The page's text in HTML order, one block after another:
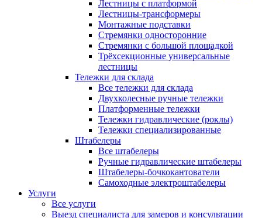
Лестницы с платформой
Лестницы-трансформеры
Монтажные подставки
Стремянки односторонние
Стремянки с большой площадкой
Трёхсекционные универсальные
лестницы
Тележки для склада
Все тележки для склада
Двухколесные ручные тележки
Платформенные тележки
Тележки гидравлические (роклы)
Тележки специализированные
Штабелеры
Все штабелеры
Ручные гидравлические штабелеры
Штабелеры-бочкокантователи
Самоходные электроштабелеры
Услуги
Все услуги
Выезд специалиста для замеров и консультации